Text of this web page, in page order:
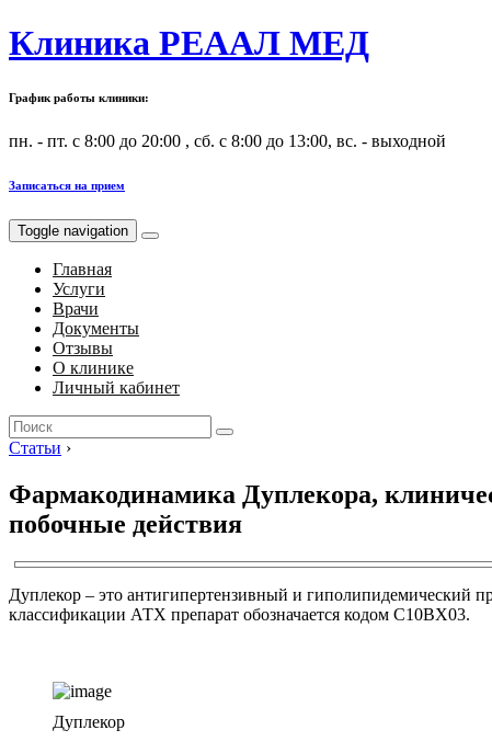
Клиника РЕААЛ МЕД
График работы клиники:
пн. - пт. с 8:00 до 20:00 , сб. с 8:00 до 13:00, вс. - выходной
Записаться на прием
Toggle navigation
Главная
Услуги
Врачи
Документы
Отзывы
О клинике
Личный кабинет
Search
for:
Статьи ›
Фармакодинамика Дуплекора,
побочные действия
Дуплекор – это антигипертензивный и гиполипидемический
классификации АТХ препарат обозначается кодом C10BX03.
Дуплекор